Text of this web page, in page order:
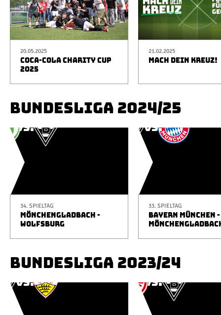
20.05.2025
COCA-COLA CHARITY CUP
2025
21.02.2025
MACH DEIN KREUZ!
BUNDESLIGA 2024/25
34. SPIELTAG
MÖNCHENGLADBACH -
WOLFSBURG
33. SPIELTAG
BAYERN MÜNCHEN -
BUNDESLIGA 2023/24